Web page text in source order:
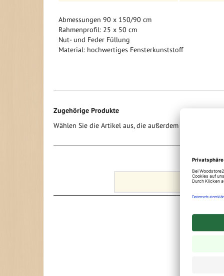
Abmessungen 90 x 150/90 cm
Rahmenprofil: 25 x 50 cm
Nut- und Feder Füllung
Material: hochwertiges Fensterkunststoff
Zugehörige Produkte
Wählen Sie die Artikel aus, die außerdem zum